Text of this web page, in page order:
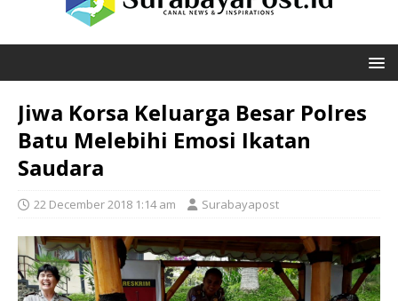
Jiwa Korsa Keluarga Besar Polres
Batu Melebihi Emosi Ikatan
Saudara
22 December 2018 1:14 am Surabayapost